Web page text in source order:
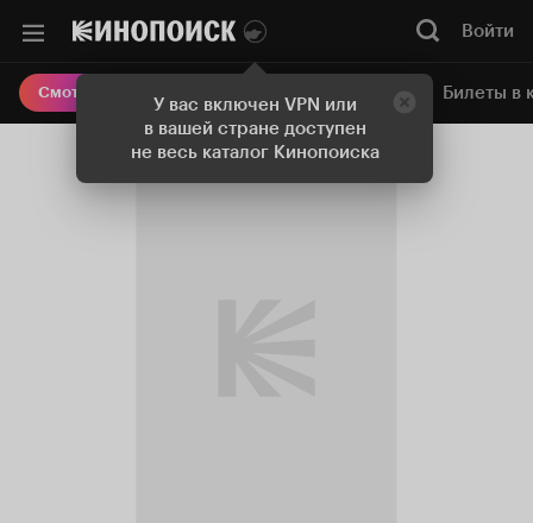
У вас включен VPN или
в вашей стране доступен
не весь каталог Кинопоиска
Войти
Смотреть кино Онлайн-кинотеатр Билеты в